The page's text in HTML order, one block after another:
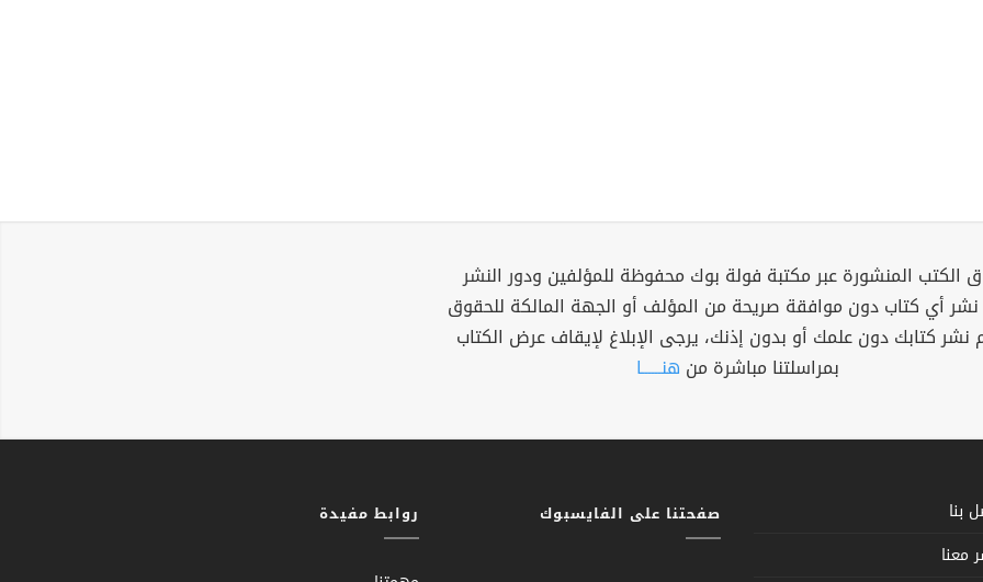
الكتب المنشورة عبر مكتبة فولة بوك محفوظة للمؤلفين ودور النشر
نشر أي كتاب دون موافقة صريحة من المؤلف أو الجهة المالكة للحقوق
نشر كتابك دون علمك أو بدون إذنك، يرجى الإبلاغ لإيقاف عرض الكتاب
بمراسلتنا مباشرة من هنــــــا
بنا
معنا
صفحتنا على الفايسبوك روابط مفيدة